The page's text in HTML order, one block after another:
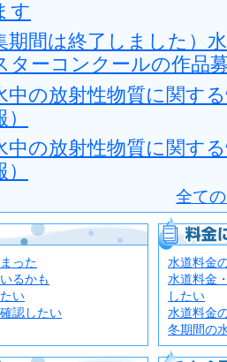
す
期間は終了しました）
ターコンクールの作品
中の放射性物質に関す
中の放射性物質に関す
全て
った
るかも
い
認したい
料金について
水道料金
水道料金
したい
水道料金
冬期間の
よく見られるペ